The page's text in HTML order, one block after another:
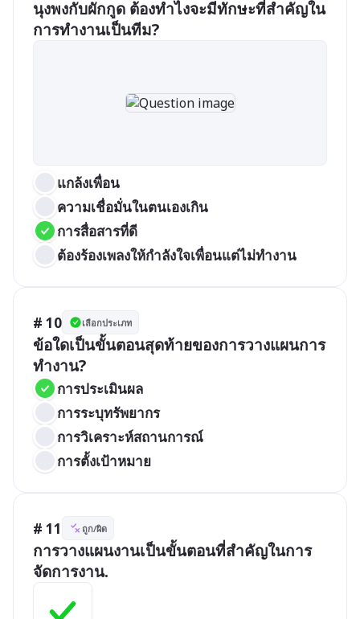
นุงพงกับผักกูด ต้องทำไงจะมีทักษะที่สำคัญใน
การทำงานเป็นทีม?
แกล้งเพื่อน
ความเชื่อมั่นในตนเองเกิน
การสื่อสารที่ดี
ต้องร้องเพลงให้กำลังใจเพื่อนแต่ไม่ทำงาน
# 10 เลือกประเภท
ข้อใดเป็นขั้นตอนสุดท้ายของการวางแผนการ
ทำงาน?
การประเมินผล
การระบุทรัพยากร
การวิเคราะห์สถานการณ์
การตั้งเป้าหมาย
# 11 ถูก/ผิด
การวางแผนงานเป็นขั้นตอนที่สำคัญในการ
จัดการงาน.